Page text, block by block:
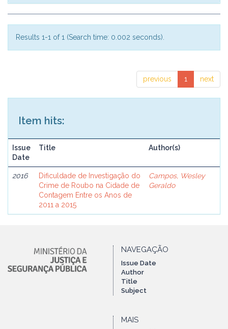
Results 1-1 of 1 (Search time: 0.002 seconds).
previous 1 next
Item hits:
Issue
Date
Title Author(s)
2016
Dificuldade de Investigação do
Crime de Roubo na Cidade de
Contagem Entre os Anos de
2011 a 2015
Campos, Wesley
Geraldo
NAVEGAÇÃO
Issue Date
Author
Title
Subject
MAIS